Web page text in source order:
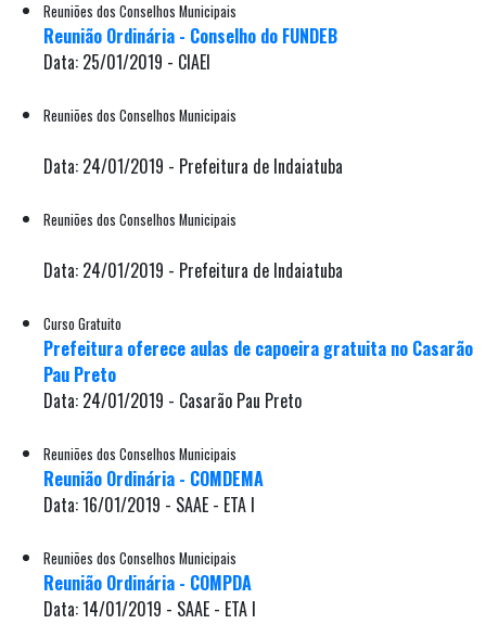
Reuniões dos Conselhos Municipais
Reunião Ordinária - Conselho do FUNDEB
Data: 25/01/2019 - CIAEI
Reuniões dos Conselhos Municipais
Data: 24/01/2019 - Prefeitura de Indaiatuba
Reuniões dos Conselhos Municipais
Data: 24/01/2019 - Prefeitura de Indaiatuba
Curso Gratuito
Prefeitura oferece aulas de capoeira gratuita no Casarão
Pau Preto
Data: 24/01/2019 - Casarão Pau Preto
Reuniões dos Conselhos Municipais
Reunião Ordinária - COMDEMA
Data: 16/01/2019 - SAAE - ETA I
Reuniões dos Conselhos Municipais
Reunião Ordinária - COMPDA
Data: 14/01/2019 - SAAE - ETA I